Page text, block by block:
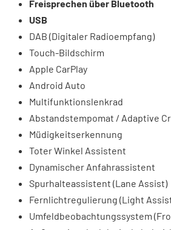
Freisprechen über Bluetooth
USB
DAB (Digitaler Radioempfang)
Touch-Bildschirm
Apple CarPlay
Android Auto
Multifunktionslenkrad
Abstandstempomat / Adaptive
Müdigkeitserkennung
Toter Winkel Assistent
Dynamischer Anfahrassistent
Spurhalteassistent (Lane Assist)
Fernlichtregulierung (Light
Umfeldbeobachtungssystem